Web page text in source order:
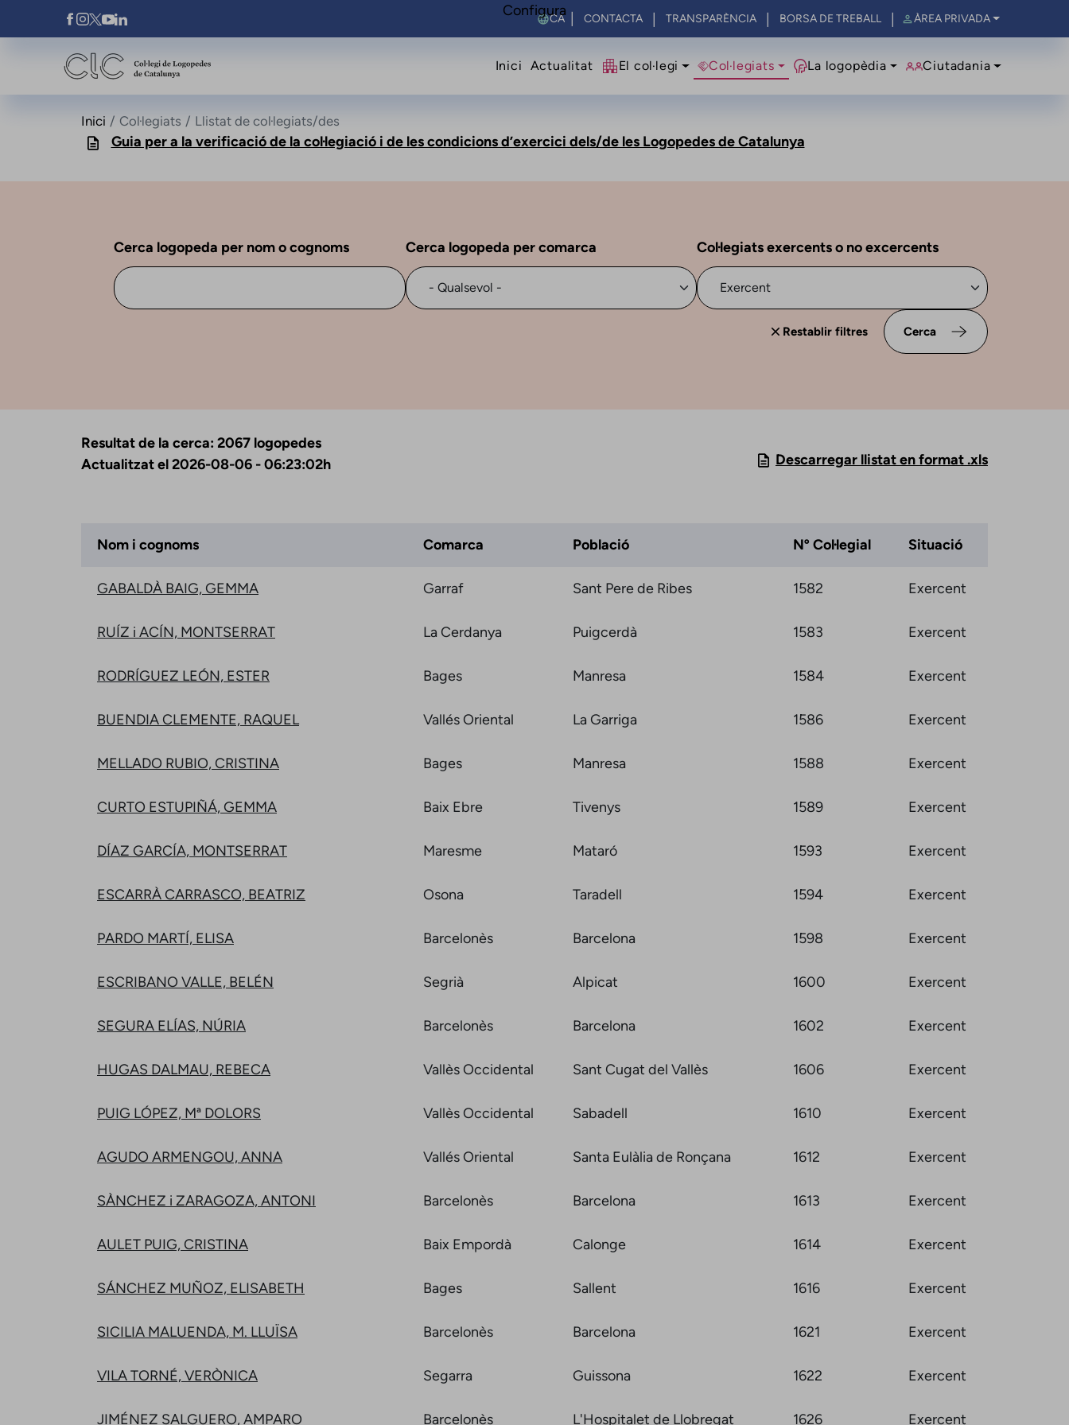
Vés al contingut
Xarxes Socials Select your language
CONTACTA TRANSPARÈNCIA BORSA DE TREBALL ÀREA PRIVADA
Navegació principal
Inici Actualitat El col·legi Col·legiats La logopèdia Ciutadania
Inici Col·legiats Llistat de col·legiats/des
Guia per a la verificació de la col·legiació i de les condicions d’exercici dels/de les Logopedes de Catalunya
Cerca logopeda per nom o cognoms Cerca logopeda per comarca Col·legiats exercents o no excercents
Cerca
Restablir filtres
Nom i cognoms Comarca Població Nº Col·legial Situació
GABALDÀ BAIG, GEMMA Garraf Sant Pere de Ribes 1582 Exercent
RUÍZ i ACÍN, MONTSERRAT La Cerdanya Puigcerdà 1583 Exercent
RODRÍGUEZ LEÓN, ESTER Bages Manresa 1584 Exercent
BUENDIA CLEMENTE, RAQUEL Vallés Oriental La Garriga 1586 Exercent
MELLADO RUBIO, CRISTINA Bages Manresa 1588 Exercent
CURTO ESTUPIÑÁ, GEMMA Baix Ebre Tivenys 1589 Exercent
DÍAZ GARCÍA, MONTSERRAT Maresme Mataró 1593 Exercent
ESCARRÀ CARRASCO, BEATRIZ Osona Taradell 1594 Exercent
PARDO MARTÍ, ELISA Barcelonès Barcelona 1598 Exercent
ESCRIBANO VALLE, BELÉN Segrià Alpicat 1600 Exercent
SEGURA ELÍAS, NÚRIA Barcelonès Barcelona 1602 Exercent
HUGAS DALMAU, REBECA Vallès Occidental Sant Cugat del Vallès 1606 Exercent
PUIG LÓPEZ, Mª DOLORS Vallès Occidental Sabadell 1610 Exercent
AGUDO ARMENGOU, ANNA Vallés Oriental Santa Eulàlia de Ronçana 1612 Exercent
SÀNCHEZ i ZARAGOZA, ANTONI Barcelonès Barcelona 1613 Exercent
AULET PUIG, CRISTINA Baix Empordà Calonge 1614 Exercent
SÁNCHEZ MUÑOZ, ELISABETH Bages Sallent 1616 Exercent
SICILIA MALUENDA, M. LLUÏSA Barcelonès Barcelona 1621 Exercent
VILA TORNÉ, VERÒNICA Segarra Guissona 1622 Exercent
JIMÉNEZ SALGUERO, AMPARO Barcelonès L'Hospitalet de Llobregat 1626 Exercent
Resultat de la cerca: 2067 logopedes
Actualitzat el 2026-08-06 - 06:23:02h
Descarregar llistat en format .xls
Configura